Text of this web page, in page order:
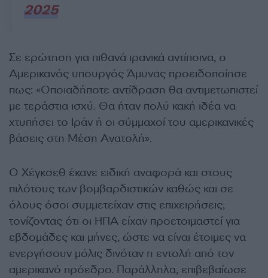
2025
Σε ερώτηση για πιθανά ιρανικά αντίποινα, ο
Αμερικανός υπουργός Άμυνας προειδοποίησε
πως: «Οποιαδήποτε αντίδραση θα αντιμετωπιστεί
με τεράστια ισχύ. Θα ήταν πολύ κακή ιδέα να
χτυπήσει το Ιράν ή οι σύμμαχοί του αμερικανικές
βάσεις στη Μέση Ανατολή».
Ο Χέγκσεθ έκανε ειδική αναφορά και στους
πιλότους των βομβαρδιστικών καθώς και σε
όλους όσοι συμμετείχαν στις επιχειρήσεις,
τονίζοντας ότι οι ΗΠΑ είχαν προετοιμαστεί για
εβδομάδες και μήνες, ώστε να είναι έτοιμες να
ενεργήσουν μόλις δινόταν η εντολή από τον
αμερικανό πρόεδρο. Παράλληλα, επιβεβαίωσε